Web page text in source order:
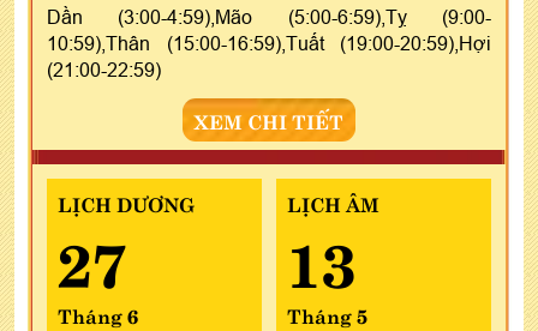
Dần (3:00-4:59),Mão (5:00-6:59),Tỵ (9:00-
10:59),Thân (15:00-16:59),Tuất (19:00-20:59),Hợi
(21:00-22:59)
XEM CHI TIẾT
LỊCH DƯƠNG
27
Tháng 6
LỊCH ÂM
13
Tháng 5